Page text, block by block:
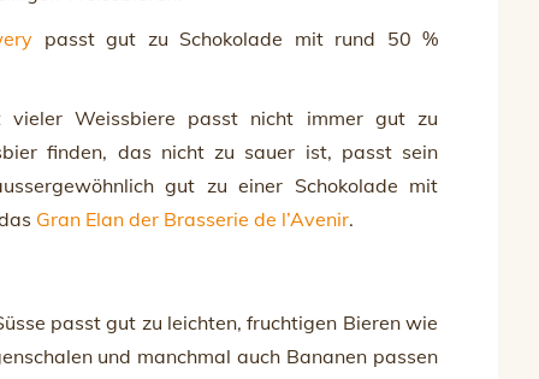
passt gut zu Schokolade mit rund 50 %
vieler Weissbiere passt nicht immer gut zu
finden, das nicht zu sauer ist, passt sein
gut zu einer Schokolade mit
Gran Elan der Brasserie de l’Avenir.
passt gut zu leichten, fruchtigen Bieren wie
und manchmal auch Bananen passen